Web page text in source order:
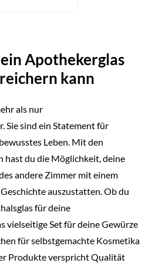
Apothekerglas
kann
als nur
Sie sind ein Statement für
Leben. Mit den
hast du die Möglichkeit, deine
andere Zimmer mit einem
auszustatten. Ob du
für deine
vielseitige Set für deine Gewürze
für selbstgemachte Kosmetika
Produkte verspricht Qualität